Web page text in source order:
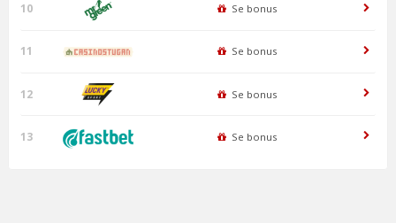
10 Se bonus
11 Se bonus
12 Se bonus
13 Se bonus